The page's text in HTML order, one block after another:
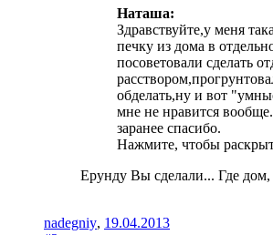
Наташа:
Здравствуйте,у меня
печку из дома в
посоветовали сделать
обделать,ну и вот
мне не нравится
заранее спасибо.
Нажмите, чтобы
Ерунду Вы сделали... Где дом,
nadegniy, 19.04.2013